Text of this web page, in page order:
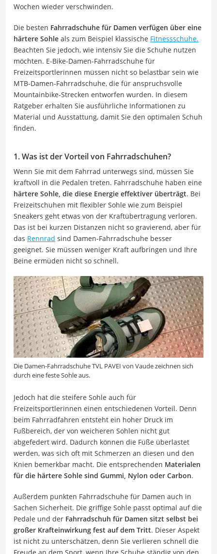
Wochen wieder verschwinden.
Die besten Fahrradschuhe für Damen verfügen über eine
härtere Sohle als zum Beispiel klassische Fitnessschuhe.
Beachten Sie jedoch, wie intensiv Sie die Schuhe nutzen
möchten. E-Bike-Damen-Fahrradschuhe für
Freizeitsportlerinnen müssen nicht so belastbar sein wie
MTB-Damen-Fahrradschuhe, die für anspruchsvolle
Mountainbike-Strecken entworfen wurden. In diesem
Ratgeber erhalten Sie ausführliche Informationen zu
Material und Ausstattung, damit Sie den optimalen Schuh
finden.
1. Was ist der Vorteil von Fahrradschuhen?
Wenn Sie mit dem Fahrrad unterwegs sind, müssen Sie
kraftvoll in die Pedalen treten. Fahrradschuhe haben eine
härtere Sohle, die diese Energie effektiver überträgt. Bei
Freizeitschuhen mit flexibler Sohle wie zum Beispiel
Sneakers geht etwas von der Kraftübertragung verloren.
Das ist bei kurzen Distanzen nicht so gravierend, aber für
das Rennrad sind Damen-Fahrradschuhe besser
geeignet. Sie müssen weniger Kraft aufbringen und Ihre
Beine ermüden nicht so schnell.
Die Damen-Fahrradschuhe TVL PAVEI von Vaude zeichnen sich
durch eine feste Sohle aus.
Jedoch hat die steifere Sohle auch für
Freizeitsportlerinnen einen entschiedenen Vorteil. Denn
beim Fahrradfahren entsteht ein hoher Druck im
Fußbereich, der von weicheren Sohlen nicht gut
abgefedert wird. Dadurch können die Füße überlastet
werden, was sich oft mit Schmerzen an diesen und den
Knien bemerkbar macht. Die entsprechenden Materialen
für die härtere Sohle sind Gummi, Nylon oder Carbon.
Außerdem punkten Fahrradschuhe für Damen auch in
Sachen Sicherheit. Die griffige Sohle passt optimal auf die
Pedale und der Fahrradschuh für Damen sitzt selbst bei
großer Krafteinwirkung fest auf dem Tritt. Dieser Aspekt
ist nicht zu unterschätzen, denn Sie verlieren schnell die